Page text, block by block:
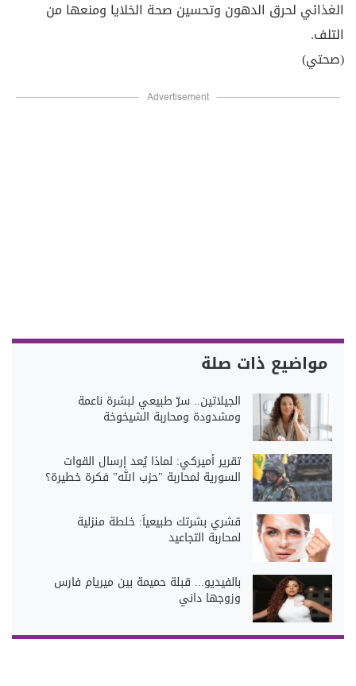
الغذائي لحرق الدهون وتحسين صحة الخلايا ومنعها من
التلف.
(صحتي)
Advertisement
مواضيع ذات صلة
الجيلاتين.. سرّ طبيعي لبشرة ناعمة
ومشدودة ومحاربة الشيخوخة
تقرير أميركي: لماذا يُعد إرسال القوات
السورية لمحاربة "حزب الله" فكرة خطيرة؟
قشري بشرتك طبيعياً: خلطة منزلية
لمحاربة التجاعيد
بالفيديو... قبلة حميمة بين ميريام فارس
وزوجها داني